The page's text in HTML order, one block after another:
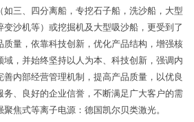
三、四分离船，专挖石子船，洗沙船，大型
沙机等）或挖掘机及大型吸沙船，更受到了
质量，依靠科技创新，优化产品结构，增强核
，并始终坚持以人为本、科技创新，强调内
内部经营管理机制，提高产品质量，以优良
务、良好的企业信誉，不断满足广大客户的需
焦式等离子电源：德国凯尔贝类激光。